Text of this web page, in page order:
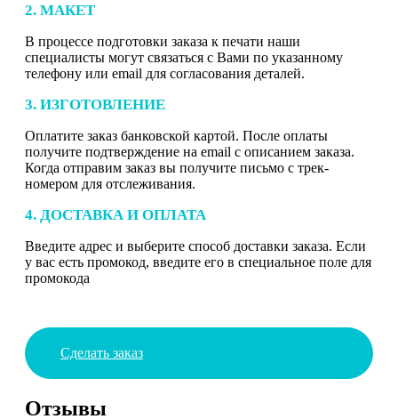
2. МАКЕТ
В процессе подготовки заказа к печати наши
специалисты могут связаться с Вами по указанному
телефону или email для согласования деталей.
3. ИЗГОТОВЛЕНИЕ
Оплатите заказ банковской картой. После оплаты
получите подтверждение на email с описанием заказа.
Когда отправим заказ вы получите письмо с трек-
номером для отслеживания.
4. ДОСТАВКА И ОПЛАТА
Введите адрес и выберите способ доставки заказа. Если
у вас есть промокод, введите его в специальное поле для
промокода
Сделать заказ
Отзывы